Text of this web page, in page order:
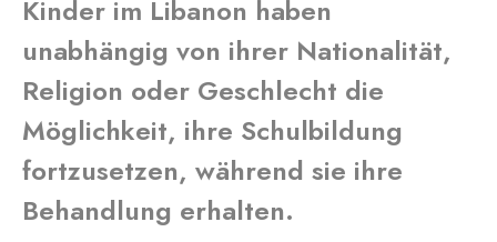
Kinder im Libanon haben
unabhängig von ihrer Nationalität,
Religion oder Geschlecht die
Möglichkeit, ihre Schulbildung
fortzusetzen, während sie ihre
Behandlung erhalten.